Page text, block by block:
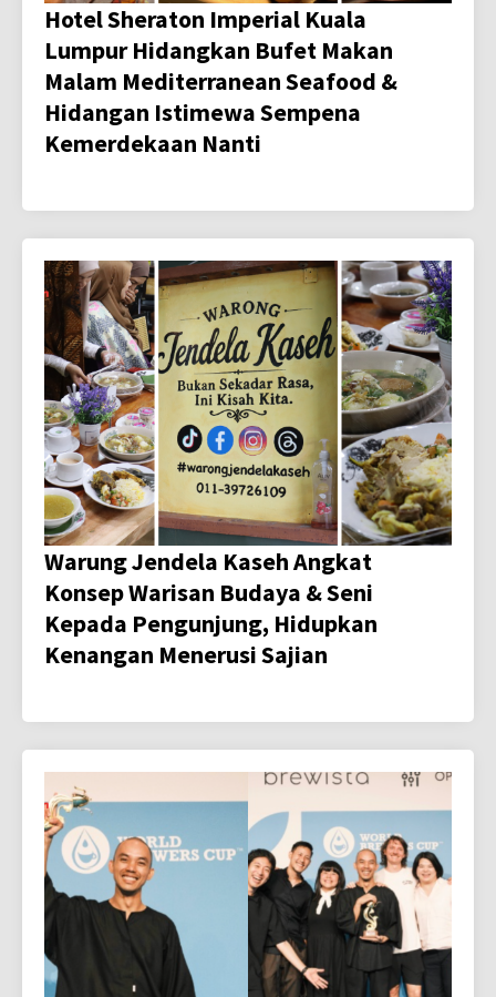
Hotel Sheraton Imperial Kuala
Lumpur Hidangkan Bufet Makan
Malam Mediterranean Seafood &
Hidangan Istimewa Sempena
Kemerdekaan Nanti
Warung Jendela Kaseh Angkat
Konsep Warisan Budaya & Seni
Kepada Pengunjung, Hidupkan
Kenangan Menerusi Sajian